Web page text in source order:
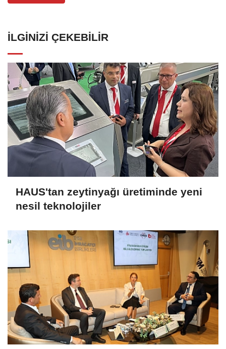
İLGINIZI ÇEKEBILIR
HAUS'tan zeytinyağı üretiminde yeni
nesil teknolojiler